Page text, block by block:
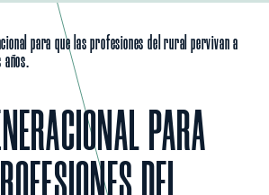
para que las profesiones del rural pervivan a
PARA
DEL